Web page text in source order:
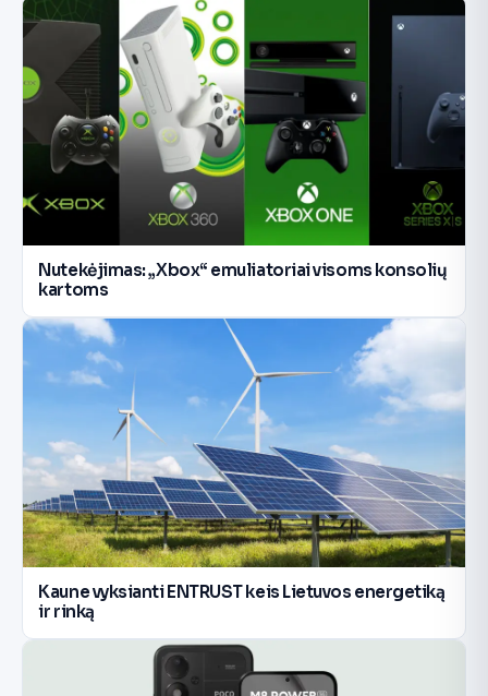
Nutekėjimas: „Xbox“ emuliatoriai visoms konsolių
kartoms
Kaune vyksianti ENTRUST keis Lietuvos energetiką
ir rinką